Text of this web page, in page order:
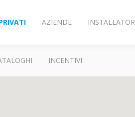
AZIENDE
INCENTIVI